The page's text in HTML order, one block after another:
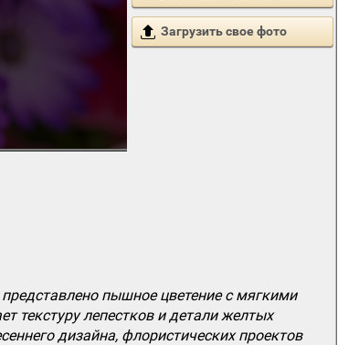
Загрузить свое фото
пышное цветение с мягкими
текстуру лепестков и детали желтых
дизайна, флористических проектов